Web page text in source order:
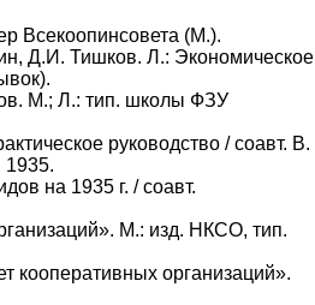
Всекоопинсовета (М.).
Д.И. Тишков. Л.: Экономическое
М.; Л.: тип. школы ФЗУ
руководство / соавт. В.
на 1935 г. / соавт.
М.: изд. НКСО, тип.
кооперативных организаций».